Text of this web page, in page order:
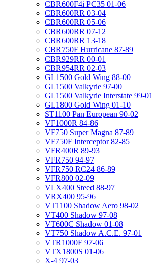
CBR600F4i PC35 01-06
CBR600RR 03-04
CBR600RR 05-06
CBR600RR 07-12
CBR600RR 13-18
CBR750F Hurricane 87-89
CBR929RR 00-01
CBR954RR 02-03
GL1500 Gold Wing 88-00
GL1500 Valkyrie 97-00
GL1500 Valkyrie Interstate 99-01
GL1800 Gold Wing 01-10
ST1100 Pan European 90-02
VF1000R 84-86
VF750 Super Magna 87-89
VF750F Interceptor 82-85
VFR400R 89-93
VFR750 94-97
VFR750 RC24 86-89
VFR800 02-09
VLX400 Steed 88-97
VRX400 95-96
VT1100 Shadow Aero 98-02
VT400 Shadow 97-08
VT600C Shadow 01-08
VT750 Shadow A.C.E. 97-01
VTR1000F 97-06
VTX1800S 01-06
X-4 97-03